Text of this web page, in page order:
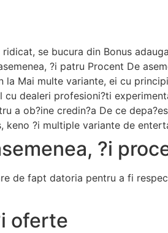
se bucura din Bonus
?i patru Procent De
Mai multe variante, ei cu
dealeri profesioni?ti
a ob?ine credin?a De ce
?i multiple variante de
?i
de fapt datoria pentru a fi
oferte